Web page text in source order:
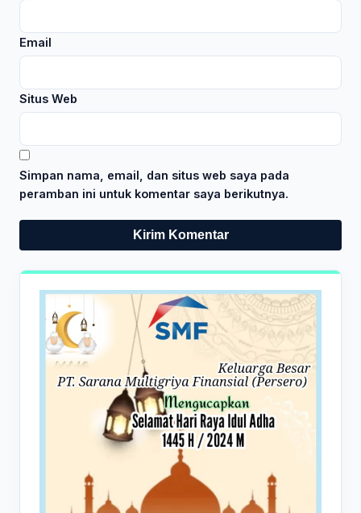
Email
Situs Web
Simpan nama, email, dan situs web saya pada
peramban ini untuk komentar saya berikutnya.